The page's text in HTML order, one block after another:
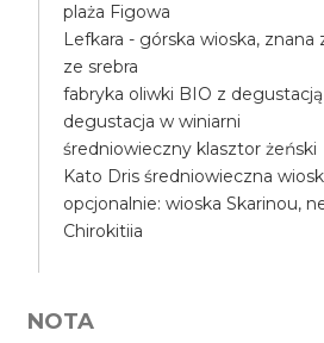
plaża Figowa
Lefkara - górska wioska,
ze srebra
fabryka oliwki BIO z degustacją
degustacja w winiarni
średniowieczny klasztor
Kato Dris średniowieczna
opcjonalnie: wioska Skarinou,
Chirokitiia
NOTA